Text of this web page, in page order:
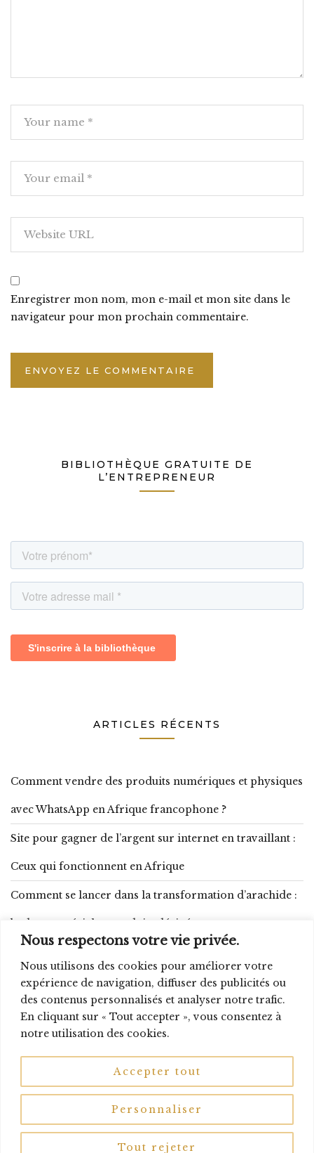
Nous respectons votre vie privée.
Nous utilisons des cookies pour améliorer votre
expérience de navigation, diffuser des publicités ou
des contenus personnalisés et analyser notre trafic.
En cliquant sur « Tout accepter », vous consentez à
notre utilisation des cookies.
Personnaliser
Tout rejeter
Accepter tout
Enregistrer mon nom, mon e-mail et mon site dans le
navigateur pour mon prochain commentaire.
BIBLIOTHÈQUE GRATUITE DE
L’ENTREPRENEUR
ARTICLES RÉCENTS
Comment vendre des produits numériques et physiques
avec WhatsApp en Afrique francophone ?
Site pour gagner de l’argent sur internet en travaillant :
Ceux qui fonctionnent en Afrique
Comment se lancer dans la transformation d’arachide :
budget, matériel et produits dérivés
Gagner 10 000 FCFA par jour : 15 méthodes réalistes qui
fonctionnent en Afrique
Telegram
Instagram
© Entre nous entrepreneurs 2021